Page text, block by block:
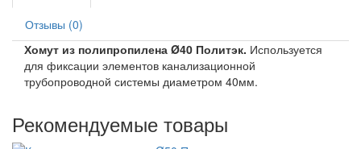
Отзывы (0)
Хомут из полипропилена Ø40 Политэк. Используется
для фиксации элементов канализационной
трубопроводной системы диаметром 40мм.
Рекомендуемые товары